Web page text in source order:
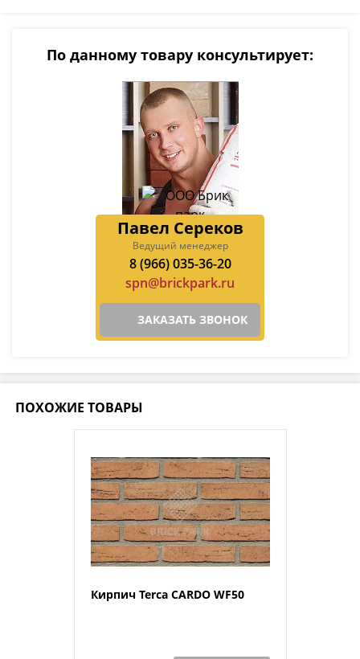
По данному товару консультирует:
Павел Сереков
Ведущий менеджер
8 (966) 035-36-20
spn@brickpark.ru
ЗАКАЗАТЬ ЗВОНОК
ПОХОЖИЕ ТОВАРЫ
Кирпич Terca CARDO WF50